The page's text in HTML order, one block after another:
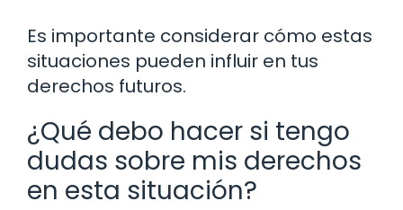
Es importante considerar cómo estas
situaciones pueden influir en tus
derechos futuros.
¿Qué debo hacer si tengo
dudas sobre mis derechos
en esta situación?